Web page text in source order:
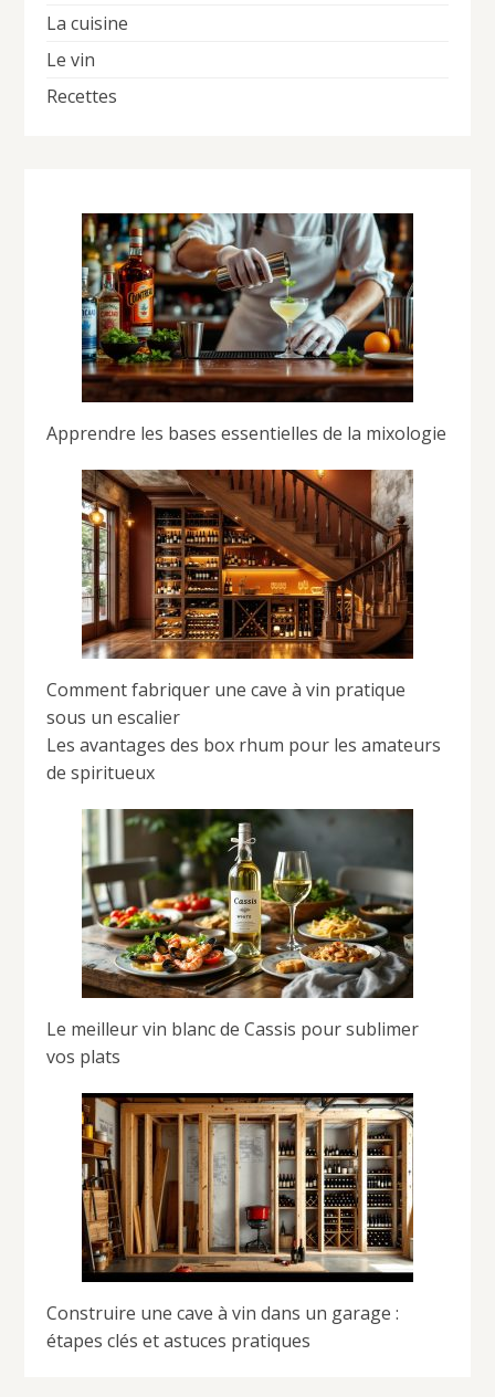
La cuisine
Le vin
Recettes
Apprendre les bases essentielles de la mixologie
Comment fabriquer une cave à vin pratique
sous un escalier
Les avantages des box rhum pour les amateurs
de spiritueux
Le meilleur vin blanc de Cassis pour sublimer
vos plats
Construire une cave à vin dans un garage :
étapes clés et astuces pratiques